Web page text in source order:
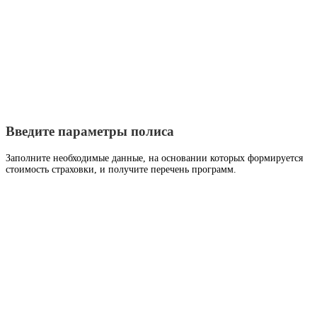
Введите параметры полиса
Заполните необходимые данные, на основании которых формируется
стоимость страховки, и получите перечень программ.